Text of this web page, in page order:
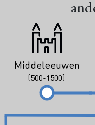
Middeleeuwen
(500-1500)